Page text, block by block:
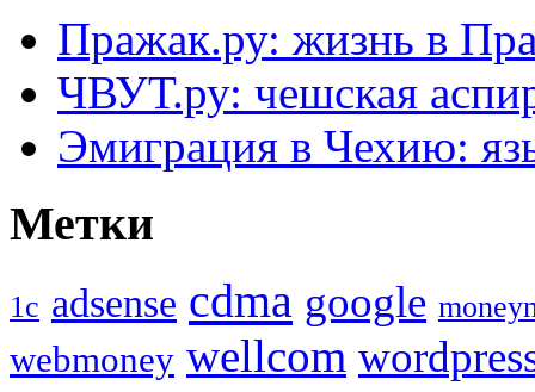
Пражак.ру: жизнь в
ЧВУТ.ру: чешская
Эмиграция в Чехию:
Метки
1с adsense cdma google
webmoney wellcom